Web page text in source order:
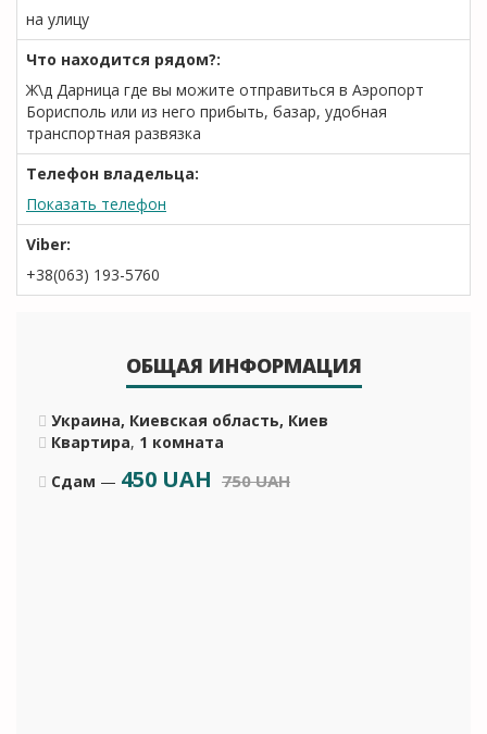
на улицу
Что находится рядом?:
Ж\д Дарница где вы можите отправиться в Аэропорт
Борисполь или из него прибыть, базар, удобная
транспортная развязка
Телефон владельца:
Показать телефон
Viber:
+38(063) 193-5760
ОБЩАЯ ИНФОРМАЦИЯ
Украина, Киевская область, Киев
Квартира, 1 комната
Сдам — 450 UAH 750 UAH